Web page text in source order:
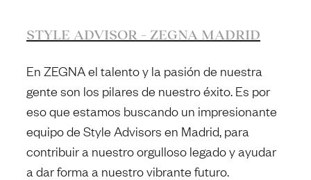
STYLE ADVISOR – ZEGNA MADRID
En ZEGNA el talento y la pasión de nuestra
gente son los pilares de nuestro éxito. Es por
eso que estamos buscando un impresionante
equipo de Style Advisors en Madrid, para
contribuir a nuestro orgulloso legado y ayudar
a dar forma a nuestro vibrante futuro.